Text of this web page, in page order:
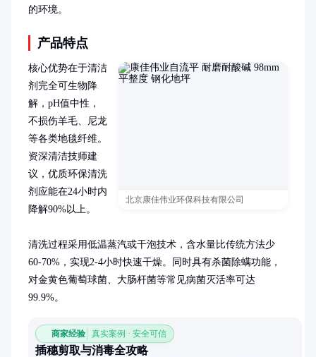
的环境。
产品特点
北京康佳伟业环保科技有限公司
核心优势在于清洁
剂完全可生物降
解，pH值中性，
不损伤羊毛、尼龙
等各类地毯纤维。
资深清洁技师建
议，优质环保清洗
剂应能在24小时内
降解90%以上。
清洗过程采用低温蒸汽或干泡技术，含水量比传统方法少
60-70%，实现2-4小时快速干燥。同时具有杀菌除螨功能，
对金黄色葡萄球菌、大肠杆菌等常见病菌灭活率可达
99.9%。
商家经验 真实案例 · 安全可信
插穗剪取与消毒全攻略